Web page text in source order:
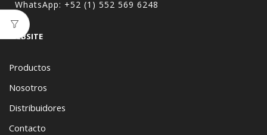
WhatsApp: +52 (1) 552 569 6248
WEBSITE
Productos
Nosotros
Distribuidores
Contacto